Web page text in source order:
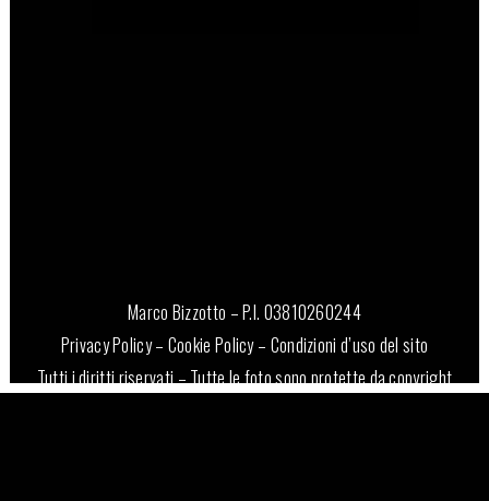
Marco Bizzotto – P.I. 03810260244
Privacy Policy– Cookie Policy– Condizioni d’uso del sito
Tutti i diritti riservati – Tutte le foto sono protette da copyright